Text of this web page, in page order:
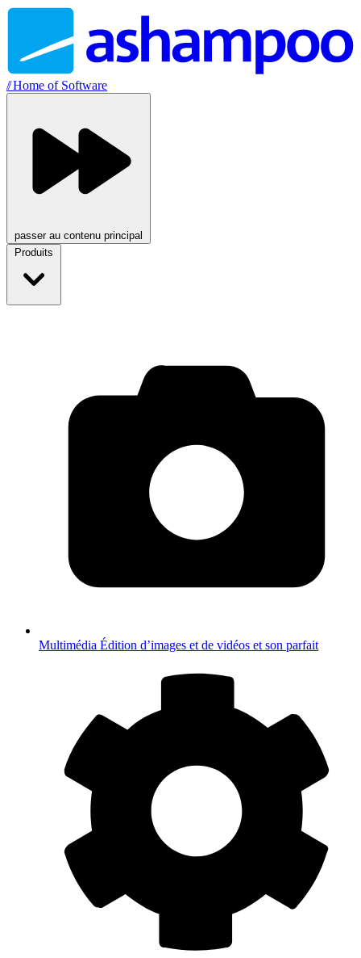
//Home of Software
passer au contenu principal
Produits
Multimédia Édition d’images et de vidéos et son parfait